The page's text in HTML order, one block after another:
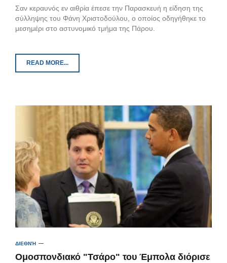
Σαν κεραυνός εν αιθρία έπεσε την Παρασκευή η είδηση της
σύλληψης του Φάνη Χριστοδούλου, ο οποίος οδηγήθηκε το
μεσημέρι στο αστυνομικό τμήμα της Πάρου.
READ MORE...
ΔΙΕΘΝΉ
Ομοσπονδιακό "Τσάρο" του Έμπολα διόρισε